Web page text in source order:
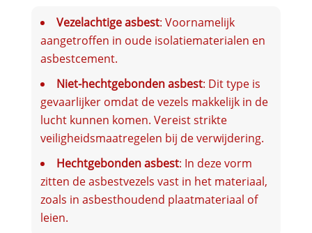
Vezelachtige asbest: Voornamelijk
aangetroffen in oude isolatiematerialen en
asbestcement.
Niet-hechtgebonden asbest: Dit type is
gevaarlijker omdat de vezels makkelijk in de
lucht kunnen komen. Vereist strikte
veiligheidsmaatregelen bij de verwijdering.
Hechtgebonden asbest: In deze vorm
zitten de asbestvezels vast in het materiaal,
zoals in asbesthoudend plaatmateriaal of
leien.